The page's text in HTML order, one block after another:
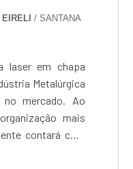
EIRELI/ SANTANA
laser em chapa
Metalúrgica
no mercado. Ao
mais
contará com
o suporte de